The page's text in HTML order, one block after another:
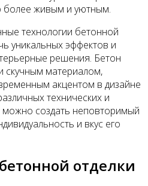
более живым и уютным.
технологии бетонной
уникальных эффектов и
решения. Бетон
скучным материалом,
акцентом в дизайне
технических и
создать неповторимый
и вкус его
отделки